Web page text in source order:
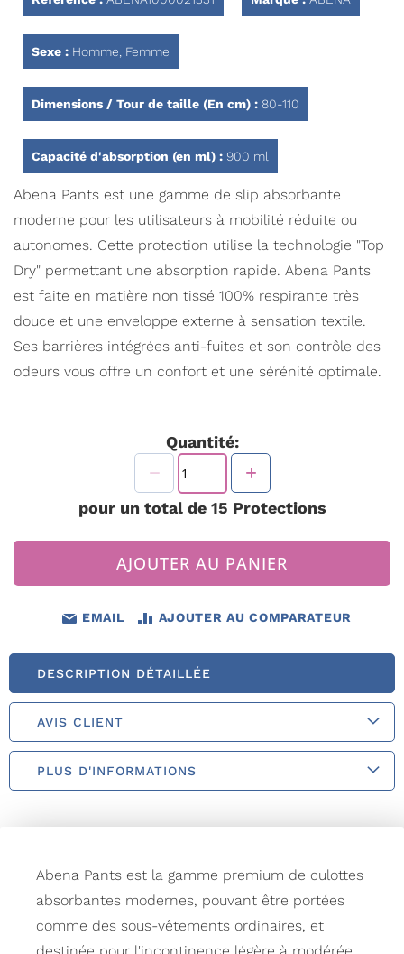
Sexe : Homme, Femme
Dimensions / Tour de taille (En cm) : 80-110
Capacité d'absorption (en ml) : 900 ml
Abena Pants est une gamme de slip absorbante
moderne pour les utilisateurs à mobilité réduite ou
autonomes. Cette protection utilise la technologie "Top
Dry" permettant une absorption rapide. Abena Pants
est faite en matière non tissé 100% respirante très
douce et une enveloppe externe à sensation textile.
Ses barrières intégrées anti-fuites et son contrôle des
odeurs vous offre un confort et une sérénité optimale.
Quantité:
pour un total de 15 Protections
AJOUTER AU PANIER
EMAIL AJOUTER AU COMPARATEUR
DESCRIPTION DÉTAILLÉE
AVIS CLIENT
PLUS D'INFORMATIONS
Abena Pants est la gamme premium de culottes
absorbantes modernes, pouvant être portées
comme des sous-vêtements ordinaires, et